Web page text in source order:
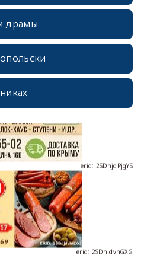
драмы
erid: 2SDnjcrDNw6
erid: 2SDnjdPjgYS
erid: 2SDnjdvhGXG